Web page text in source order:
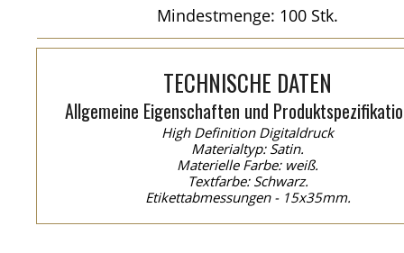
Mindestmenge: 100 Stk.
TECHNISCHE DATEN
Allgemeine Eigenschaften und
High Definition Digitaldruck
Materialtyp: Satin.
Materielle Farbe: weiß.
Textfarbe: Schwarz.
Etikettabmessungen - 15x35mm.